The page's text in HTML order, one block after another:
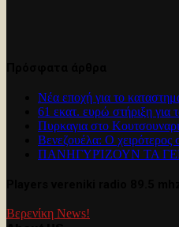
Νέα εποχή για το
61 εκατ. ευρώ στήριξη για
Πυρκαγια στο
Βενεζουέλα: Ο
ΠΑΝΗΓΥΡΊΖΟΥΝ ΤΑ
Βερενίκη News!